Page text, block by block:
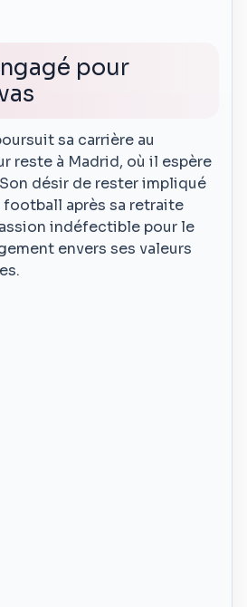
pour
sa carrière au
reste à Madrid, où il espère
désir de rester impliqué
football après sa retraite
indéfectible pour le
envers ses valeurs